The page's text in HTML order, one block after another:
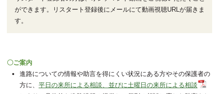
ができます。リスタート登録後にメールにて動画視聴URLが届きま
す。
〇ご案内
進路についての情報や助言を得にくい状況にある方やその保護者の
方に、 平日の来所による相談、並びに土曜日の来所による相談